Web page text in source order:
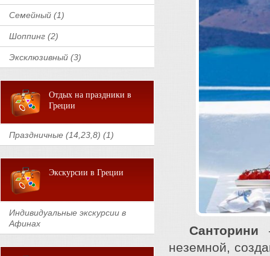
Семейный (1)
Шоппинг (2)
Эксклюзивный (3)
Отдых на праздники в
Греции
Праздничные (14,23,8) (1)
Экскурсии в Греции
Индивидуальные экскурсии в
Афинах
Санторини
неземной,